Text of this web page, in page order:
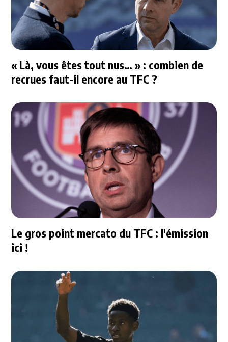
« Là, vous êtes tout nus… » : combien de
recrues faut-il encore au TFC ?
Le gros point mercato du TFC : l'émission
ici !